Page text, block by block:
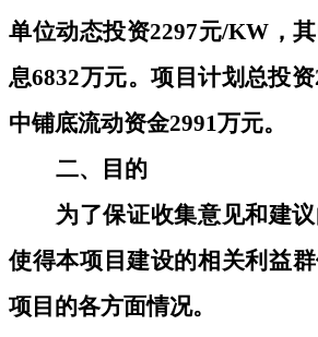
单位动态投资2297元/KW，
息6832万元。项目计划总投
中铺底流动资金2991万元。
二、目的
为了保证收集意见和建
使得本项目建设的相关利益
项目的各方面情况。